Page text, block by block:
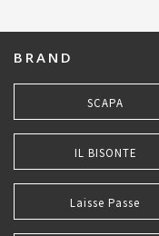
BRAND
SCAPA
IL BISONTE
Laisse Passe